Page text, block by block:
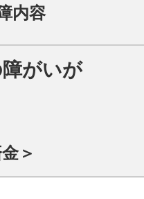
内容
がいが
＞